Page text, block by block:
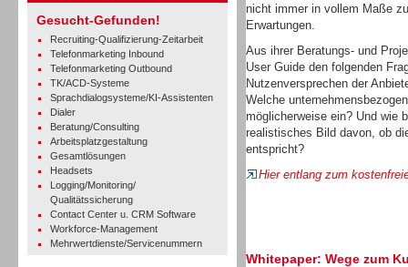
Gesucht-Gefunden!
Recruiting-Qualifizierung-Zeitarbeit
Telefonmarketing Inbound
Telefonmarketing Outbound
TK/ACD-Systeme
Sprachdialogsysteme/KI-Assistenten
Dialer
Beratung/Consulting
Arbeitsplatzgestaltung
Gesamtlösungen
Headsets
Logging/Monitoring/
Qualitätssicherung
Contact Center u. CRM Software
Workforce-Management
Mehrwertdienste/Servicenummern
nicht immer in vollem Maße
Erwartungen.
Aus ihrer Beratungs- und
User Guide den folgenden
Nutzenversprechen der
Welche
möglicherweise ein? Und wie
realistisches Bild davon, ob
entspricht?
Hier entlang zum
Whitepaper: Wege zum